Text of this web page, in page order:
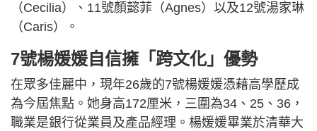
（Cecilia）、11號顏懿菲（Agnes）以及12號湯家琳
（Caris）。
7號楊媛媛自信擁「跨文化」優勢
在眾多佳麗中，現年26歲的7號楊媛媛憑藉高學歷成
為今屆焦點。她身高172厘米，三圍為34、25、36，
職業是銀行從業員及產品經理。楊媛媛畢業於清華大